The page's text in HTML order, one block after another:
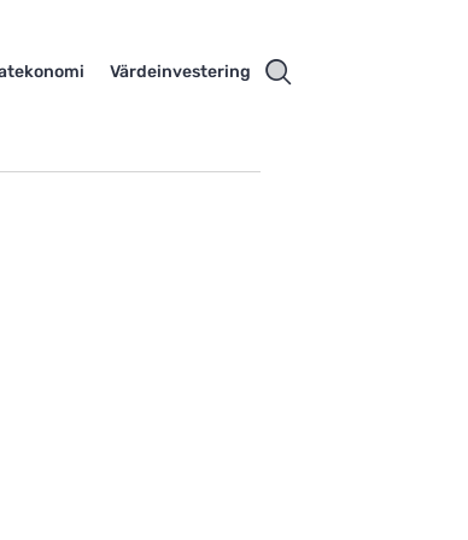
Värdeinvestering